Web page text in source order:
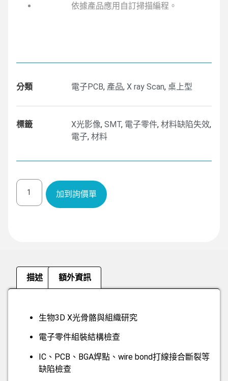
依據產品應用自訂掃描編程。
分類 電子PCB, 產品, X ray Scan, 桌上型
標籤 X光影像, SMT, 電子零件, 材料缺陷失效,
電子, 材料
加到詢價單
描述 額外資訊
生物3D X光骨骼與組織研究
電子零件組裝結構檢查
IC、PCB、BGA焊點、wire bond打線接合斷裂等
缺陷檢查